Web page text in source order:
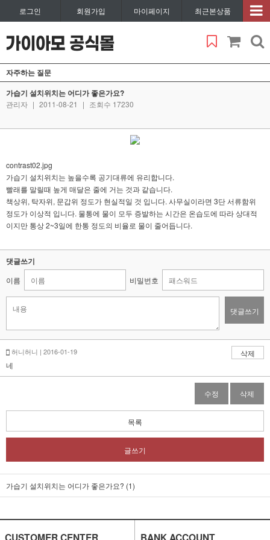
로그인 회원가입 마이페이지 최근본상품
자주하는 질문
가습기 설치위치는 어디가 좋은가요?
관리자 | 2011-08-21 | 조회수 17230
contrast02.jpg
가습기 설치위치는 높을수록 공기대류에 유리합니다.
빨래를 말릴때 높게 매달은 줄에 거는 것과 같습니다.
책상위, 탁자위, 문갑위 정도가 현실적일 것 입니다. 사무실이라면 3단 서류함위
정도가 이상적 입니다. 물통에 물이 모두 증발하는 시간은 온습도에 따라 상대적
이지만 통상 2~3일에 한통 정도의 비율로 물이 줄어듭니다.
댓글쓰기
이름 비밀번호
댓글쓰기
허니허니 | 2016-01-19
삭제
네
수정 삭제
목록
글쓰기
가습기 설치위치는 어디가 좋은가요? (1)